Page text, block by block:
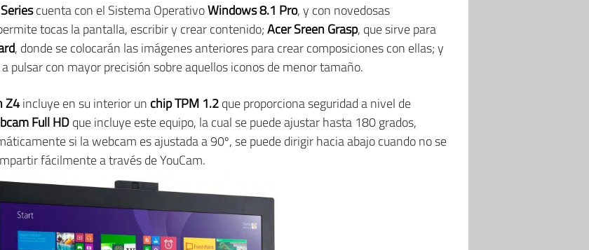
cuenta con el Sistema OperativoWindows 8.1 Pro, y con novedosas
tocas la pantalla, escribir y crear contenido;Acer Sreen Grasp, que sirve para
, donde se colocarán las imágenes anteriores para crear composiciones con ellas; y
pulsar con mayor precisión sobre aquellos iconos de menor tamaño.
Z4incluye en su interior un chip TPM 1.2que proporciona seguridad a nivel de
Full HDque incluye este equipo, la cual se puede ajustar hasta 180 grados,
si la webcam es ajustada a 90º, se puede dirigir hacia abajo cuando no se
fácilmente a través de YouCam.